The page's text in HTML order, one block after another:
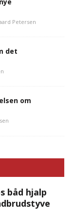
Petersen
det
om
båd hjalp